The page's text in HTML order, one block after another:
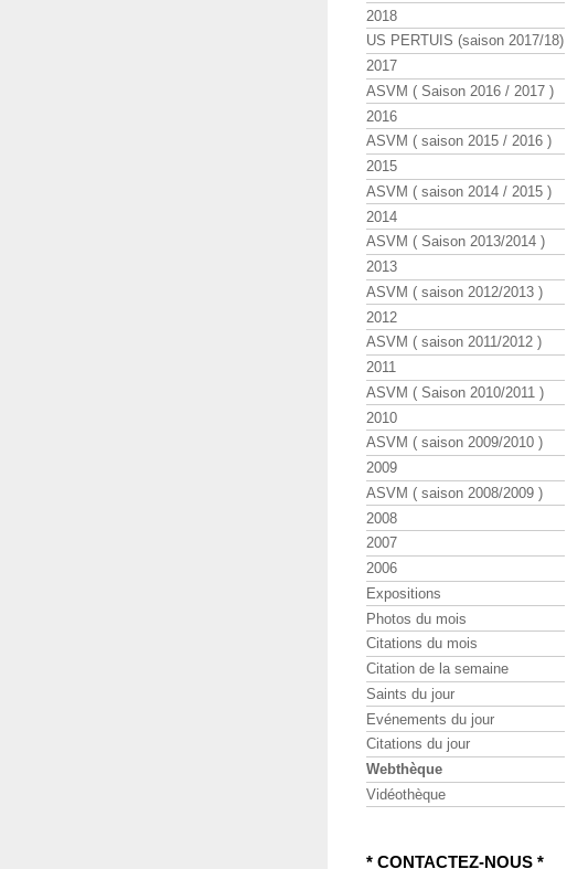
2018
US PERTUIS (saison 2017/18)
2017
ASVM ( Saison 2016 / 2017 )
2016
ASVM ( saison 2015 / 2016 )
2015
ASVM ( saison 2014 / 2015 )
2014
ASVM ( Saison 2013/2014 )
2013
ASVM ( saison 2012/2013 )
2012
ASVM ( saison 2011/2012 )
2011
ASVM ( Saison 2010/2011 )
2010
ASVM ( saison 2009/2010 )
2009
ASVM ( saison 2008/2009 )
2008
2007
2006
Expositions
Photos du mois
Citations du mois
Citation de la semaine
Saints du jour
Evénements du jour
Citations du jour
Webthèque
Vidéothèque
* CONTACTEZ-NOUS *